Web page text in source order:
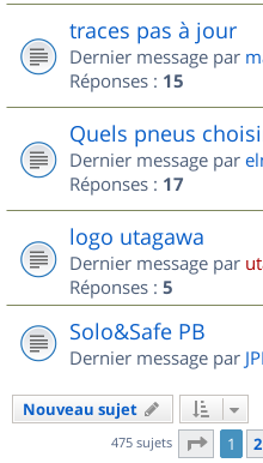
traces pas à jour
Dernier message par
Réponses : 15
Quels pneus
Dernier message par
Réponses : 17
logo utagawa
Dernier message par
Réponses : 5
Solo&Safe PB
Dernier message par
Nouveau sujet
475 sujets Page 1
1 2